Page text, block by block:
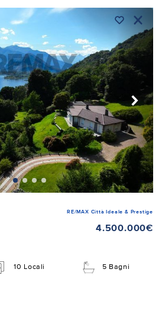
RE/MAX Città Ideale & Prestige
4.500.000€
10 Locali 5 Bagni